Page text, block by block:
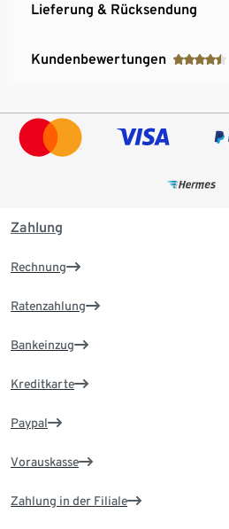
Lieferung & Rücksendung
Kundenbewertungen
Zahlung
Rechnung
Ratenzahlung
Bankeinzug
Kreditkarte
Paypal
Vorauskasse
Zahlung in der Filiale